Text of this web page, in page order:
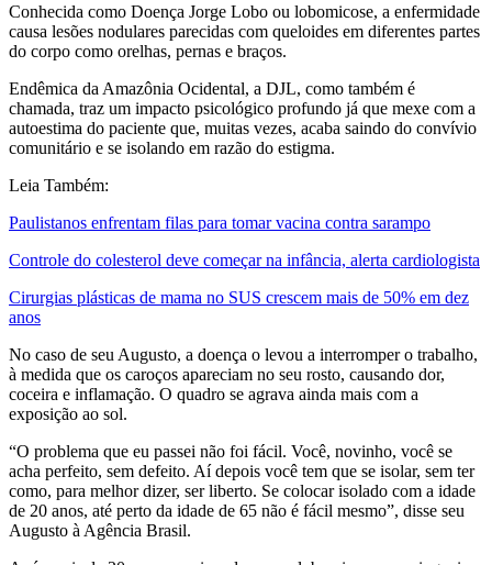
Conhecida como Doença Jorge Lobo ou lobomicose, a enfermidade
causa lesões nodulares parecidas com queloides em diferentes partes
do corpo como orelhas, pernas e braços.
Endêmica da Amazônia Ocidental, a DJL, como também é
chamada, traz um impacto psicológico profundo já que mexe com a
autoestima do paciente que, muitas vezes, acaba saindo do convívio
comunitário e se isolando em razão do estigma.
Leia Também:
Paulistanos enfrentam filas para tomar vacina contra sarampo
Controle do colesterol deve começar na infância, alerta cardiologista
Cirurgias plásticas de mama no SUS crescem mais de 50% em dez
anos
No caso de seu Augusto, a doença o levou a interromper o trabalho,
à medida que os caroços apareciam no seu rosto, causando dor,
coceira e inflamação. O quadro se agrava ainda mais com a
exposição ao sol.
“O problema que eu passei não foi fácil. Você, novinho, você se
acha perfeito, sem defeito. Aí depois você tem que se isolar, sem ter
como, para melhor dizer, ser liberto. Se colocar isolado com a idade
de 20 anos, até perto da idade de 65 não é fácil mesmo”, disse seu
Augusto à Agência Brasil.